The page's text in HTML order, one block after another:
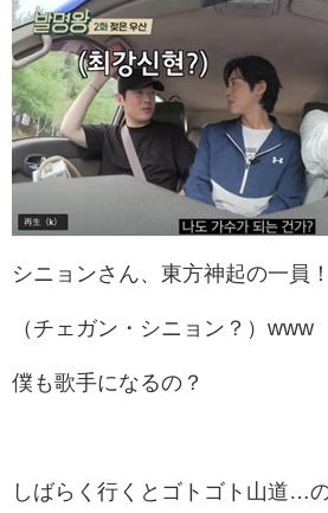
シニョンさん、東方神起の一員
（チェガン・シニョン？）www
僕も歌手になるの？
しばらく行くとゴトゴト山道…